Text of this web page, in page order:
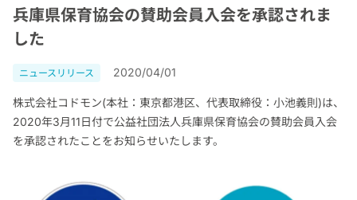
兵庫県保育協会の賛助会員入会を承認されま
した
ニュースリリース 2020/04/01
株式会社コドモン(本社：東京都港区、代表取締役：小池義則)は、
2020年3月11日付で公益社団法人兵庫県保育協会の賛助会員入会
を承認されたことをお知らせいたします。